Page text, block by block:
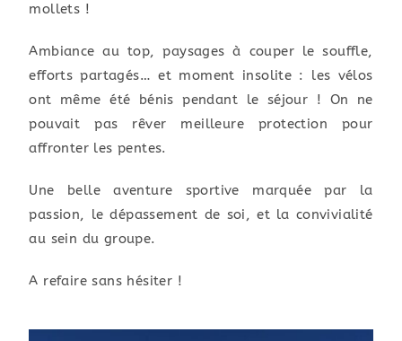
mollets !
Ambiance au top, paysages à couper le souffle,
efforts partagés… et moment insolite : les vélos
ont même été bénis pendant le séjour ! On ne
pouvait pas rêver meilleure protection pour
affronter les pentes.
Une belle aventure sportive marquée par la
passion, le dépassement de soi, et la convivialité
au sein du groupe.
A refaire sans hésiter !